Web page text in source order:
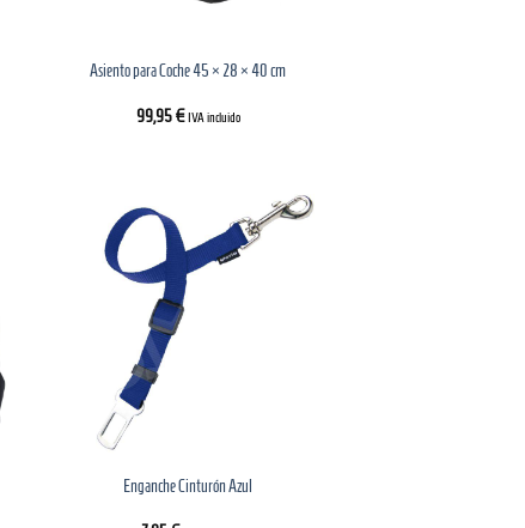
Asiento para Coche 45 × 28 × 40 cm
99,95€ IVA incluido
Enganche Cinturón Azul